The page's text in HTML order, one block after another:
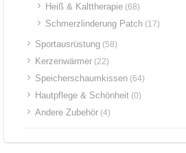
Heiß & Kalttherapie (68)
Schmerzlinderung Patch (17)
Sportausrüstung (58)
Kerzenwärmer (22)
Speicherschaumkissen (64)
Hautpflege & Schönheit (0)
Andere Zubehör (4)